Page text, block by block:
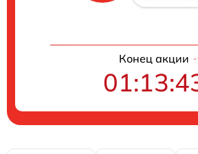
Конец акции